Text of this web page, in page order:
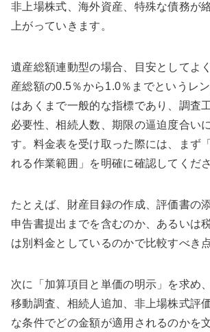
非上場株式、海外資産、特殊な債務が
上がっていきます。
遺産総額連動型の場合、目安としてよ
産総額の0.5％から1.0％までというレ
はあくまで一般的な指標であり、調査
必要性、相続人数、期限の逼迫度合い
す。料金表を受け取った際には、まず
れる作業範囲」を明確に確認してくださ
たとえば、財産目録の作成、評価書の
申告書提出までを含むのか、あるいは
は別料金としているのかで比較すべき
次に「加算項目と単価の明示」を求め
移動調査、相続人追加、非上場株式評
な条件でどの金額が適用されるのかを